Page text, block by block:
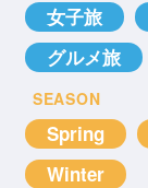
女子旅
グルメ旅
SEASON
Spring
Winter